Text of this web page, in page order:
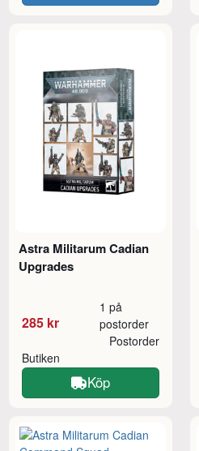
Astra Militarum Cadian
Upgrades
285 kr
1 på
postorder
Butiken
Postorder
Köp